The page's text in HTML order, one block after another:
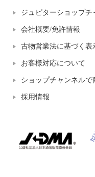
ジュピターショップ
会社概要/免許情報
古物営業法に基づく表
お客様対応について
ショップチャンネル
採用情報